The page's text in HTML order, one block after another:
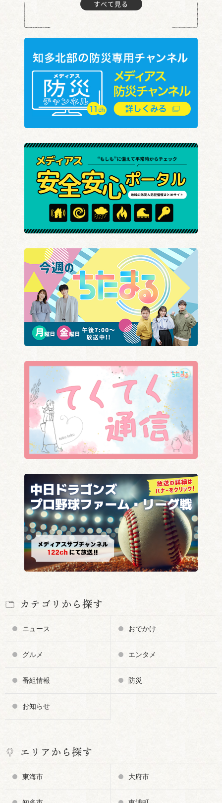
すべて見る
カテゴリから探す
ニュース おでかけ
グルメ エンタメ
番組情報 防災
お知らせ
エリアから探す
東海市 大府市